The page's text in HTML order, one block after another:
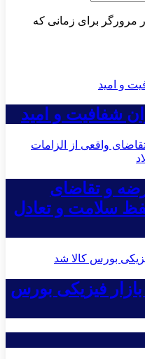
مرورگر برای زمانی که
شفافیت و امید
و تقاضای
سلامت و تعادل
فیزیکی بورس